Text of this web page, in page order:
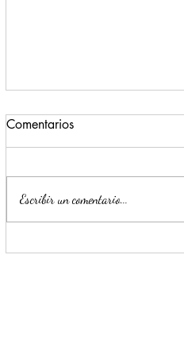
Estrategia Escudo permite
Comentarios
Escribir un comentario...